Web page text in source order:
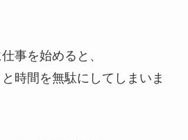
事を始めると、
時間を無駄にしてしまいま